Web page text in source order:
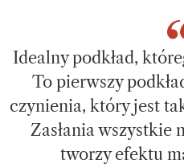
Idealny podkład,
To pierwszy
czynienia, który jest
Zasłania wszystkie
tworzy efektu